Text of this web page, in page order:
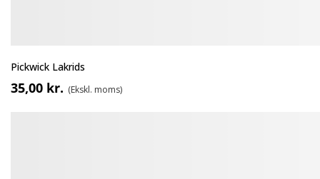
Pickwick Lakrids
35,00 kr.